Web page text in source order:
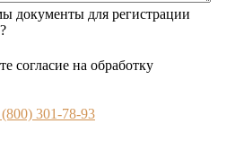
документы для регистрации
согласие на обработку
301-78-93